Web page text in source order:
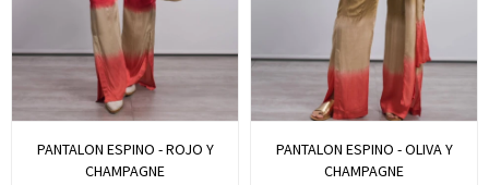
PANTALON ESPINO - ROJO Y
CHAMPAGNE
PANTALON ESPINO - OLIVA Y
CHAMPAGNE